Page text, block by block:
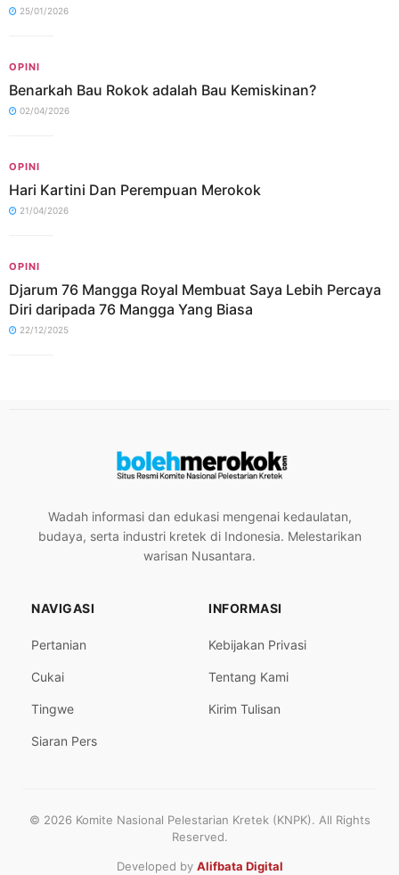
25/01/2026
OPINI
Benarkah Bau Rokok adalah Bau Kemiskinan?
02/04/2026
OPINI
Hari Kartini Dan Perempuan Merokok
21/04/2026
OPINI
Djarum 76 Mangga Royal Membuat Saya Lebih Percaya
Diri daripada 76 Mangga Yang Biasa
22/12/2025
Wadah informasi dan edukasi mengenai kedaulatan,
budaya, serta industri kretek di Indonesia. Melestarikan
warisan Nusantara.
NAVIGASI
Pertanian
Cukai
Tingwe
Siaran Pers
INFORMASI
Kebijakan Privasi
Tentang Kami
Kirim Tulisan
© 2026 Komite Nasional Pelestarian Kretek (KNPK). All Rights
Reserved.
Developed by Alifbata Digital